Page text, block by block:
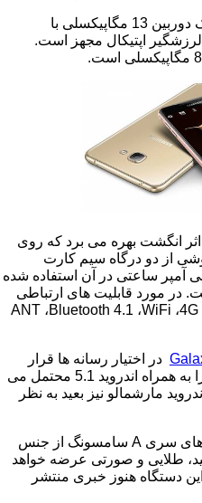
سامسونگ برای گوشی جدید خود یک دوربین 13 مگاپیکسلی با
اپتیکال مجهز است.
بهره می برد که روی
درگاه سیم کارت
4000 میلی آمپر ساعتی در آن استفاده شده
قابلیت های ارتباطی
،Bluetooth 4.1،ANT
اختیار رسانه ها قرار
نگرفته ولی برخی منابع عرضه آن را به همراه اندروید 5.1 محتمل می
نیز بعید به نظر
A سامسونگ از جنس
و صورتی عرضه خواهد
هنوز خبری منتشر